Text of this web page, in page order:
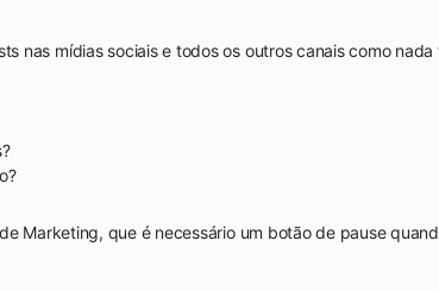
nas mídias sociais e todos os outros canais como nada
Marketing, que é necessário um botão de pause